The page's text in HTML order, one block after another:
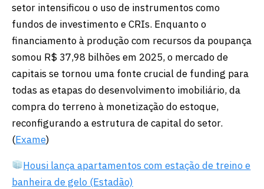
setor intensificou o uso de instrumentos como
fundos de investimento e CRIs. Enquanto o
financiamento à produção com recursos da poupança
somou R$ 37,98 bilhões em 2025, o mercado de
capitais se tornou uma fonte crucial de funding para
todas as etapas do desenvolvimento imobiliário, da
compra do terreno à monetização do estoque,
reconfigurando a estrutura de capital do setor.
(Exame)
Housi lança apartamentos com estação de treino e
banheira de gelo (Estadão)